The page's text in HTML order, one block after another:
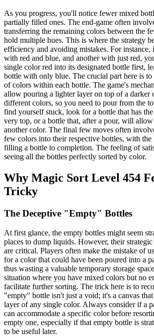
As you progress, you'll notice fewer mixed
partially filled ones. The end-game often
transferring the remaining colors between the
hold multiple hues. This is where the strategy
efficiency and avoiding mistakes. For instance,
with red and blue, and another with just red,
single color red into its designated bottle first,
bottle with only blue. The crucial part here is to
of colors within each bottle. The game's
allow pouring a lighter layer on top of a darker
different colors, so you need to pour from the
find yourself stuck, look for a bottle that has
very top, or a bottle that, after a pour, will
another color. The final few moves often
few colors into their respective bottles, with the
filling a bottle to completion. The feeling of
seeing all the bottles perfectly sorted by color.
Why Magic Sort Level 454
Tricky
The Deceptive "Empty" Bottles
At first glance, the empty bottles might seem
places to dump liquids. However, their strategic
are critical. Players often make the mistake of
for a color that could have been poured into a
thus wasting a valuable temporary storage
situation where you have mixed colors but no
facilitate further sorting. The trick here is to
"empty" bottle isn't just a void; it's a canvas
layer of any single color. Always consider if a
can accommodate a specific color before
empty one, especially if that empty bottle is
to be useful later.